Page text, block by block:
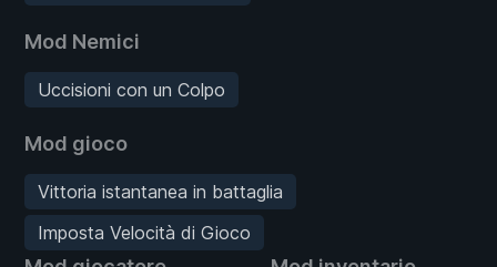
Mod Nemici
Uccisioni con un Colpo
Mod gioco
Vittoria istantanea in battaglia
Imposta Velocità di Gioco